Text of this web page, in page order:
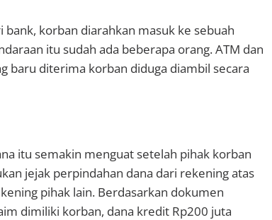
bank, korban diarahkan masuk ke sebuah
itu sudah ada beberapa orang. ATM dan
baru diterima korban diduga diambil secara
itu semakin menguat setelah pihak korban
jejak perpindahan dana dari rekening atas
pihak lain. Berdasarkan dokumen
dimiliki korban, dana kredit Rp200 juta